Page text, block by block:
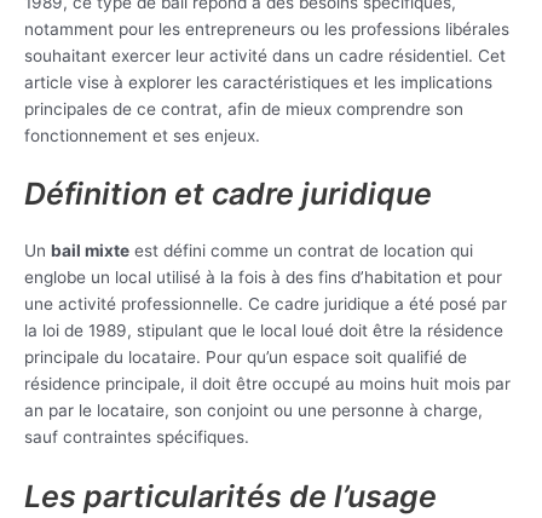
notamment pour les entrepreneurs ou les professions libérales
souhaitant exercer leur activité dans un cadre résidentiel. Cet
article vise à explorer les caractéristiques et les implications
principales de ce contrat, afin de mieux comprendre son
fonctionnement et ses enjeux.
Définition et cadre juridique
Un bail mixte est défini comme un contrat de location qui
englobe un local utilisé à la fois à des fins d’habitation et pour
une activité professionnelle. Ce cadre juridique a été posé par
la loi de 1989, stipulant que le local loué doit être la résidence
principale du locataire. Pour qu’un espace soit qualifié de
résidence principale, il doit être occupé au moins huit mois par
an par le locataire, son conjoint ou une personne à charge,
sauf contraintes spécifiques.
Les particularités de l’usage